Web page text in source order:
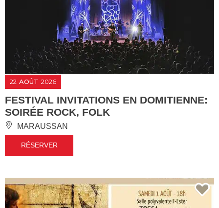
22 AOÛT 2026
FESTIVAL INVITATIONS EN DOMITIENNE:
SOIRÉE ROCK, FOLK
MARAUSSAN
RÉSERVER